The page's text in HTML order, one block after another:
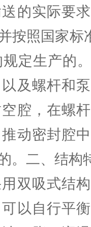
的实际要
按照国家标
定生产的
及螺杆和
腔，在螺
动密封腔
。二、结构
双吸式结
以自行平